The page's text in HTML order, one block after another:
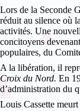
Lors de la Seconde
réduit au silence où
activités. Une
concitoyens
populaires, du
A la libération, il
Croix du Nord. En
d’administration du
Louis Cassette